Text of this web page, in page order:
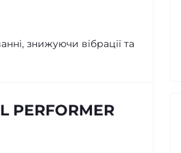
знижуючи вібрації та
PERFORMER